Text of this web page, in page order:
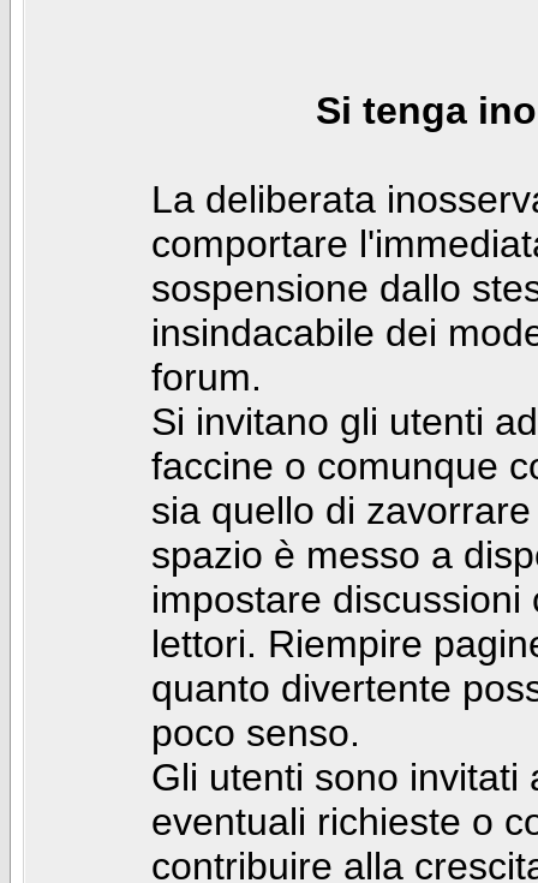
Si tenga
La deliberata
comportare
sospensione dallo
insindacabile dei
forum.
Si invitano gli utenti
faccine o comunque
sia quello di
spazio è messo a
impostare
lettori. Riempire
quanto divertente
poco senso.
Gli utenti sono invitati
eventuali richieste o
contribuire alla